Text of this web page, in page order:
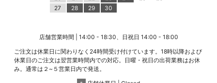
27
28 29 30
店舗営業時間 | 14:00 - 18:30、日祝日 14:00 - 18:00
ご注文は休業日に関わりなく24時間受け付けています。18時以降および
休業日のご注文は翌営業時間内での対応。日曜・祝日の出荷業務はお休
み。通常は２~５営業日内で発送。